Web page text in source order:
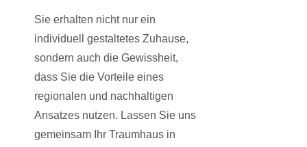
Sie erhalten nicht nur ein
individuell gestaltetes Zuhause,
sondern auch die Gewissheit,
dass Sie die Vorteile eines
regionalen und nachhaltigen
Ansatzes nutzen. Lassen Sie uns
gemeinsam Ihr Traumhaus in